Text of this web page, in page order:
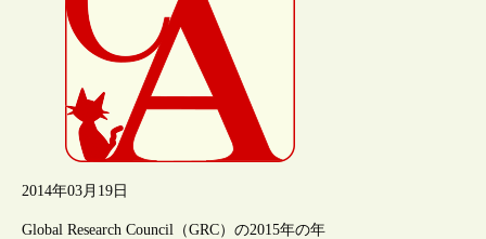
2014年03月19日
Global Research Council（GRC）の2015年の年